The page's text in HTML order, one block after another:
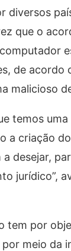
que o
de acordo
malicioso
temos
criação
desejar,
jurídico”,
tem por
meio da